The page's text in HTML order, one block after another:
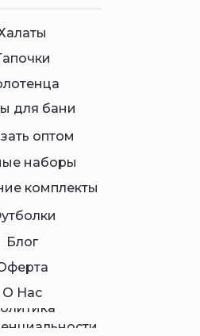
комплекты
наборы
оптом
для бани
О Нас
Блог